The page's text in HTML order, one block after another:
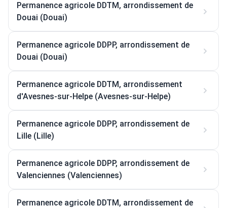
Permanence agricole DDTM, arrondissement de
Douai (Douai)
Permanence agricole DDPP, arrondissement de
Douai (Douai)
Permanence agricole DDTM, arrondissement
d'Avesnes-sur-Helpe (Avesnes-sur-Helpe)
Permanence agricole DDPP, arrondissement de
Lille (Lille)
Permanence agricole DDPP, arrondissement de
Valenciennes (Valenciennes)
Permanence agricole DDTM, arrondissement de